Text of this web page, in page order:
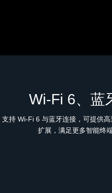
Wi-Fi 6、蓝
支持 Wi-Fi 6 与蓝牙连接，可提供
扩展，满足更多智能终